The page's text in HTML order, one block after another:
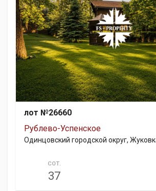
лот №26660
Рублево-Успенское
Одинцовский городской округ,
СОТ.
37